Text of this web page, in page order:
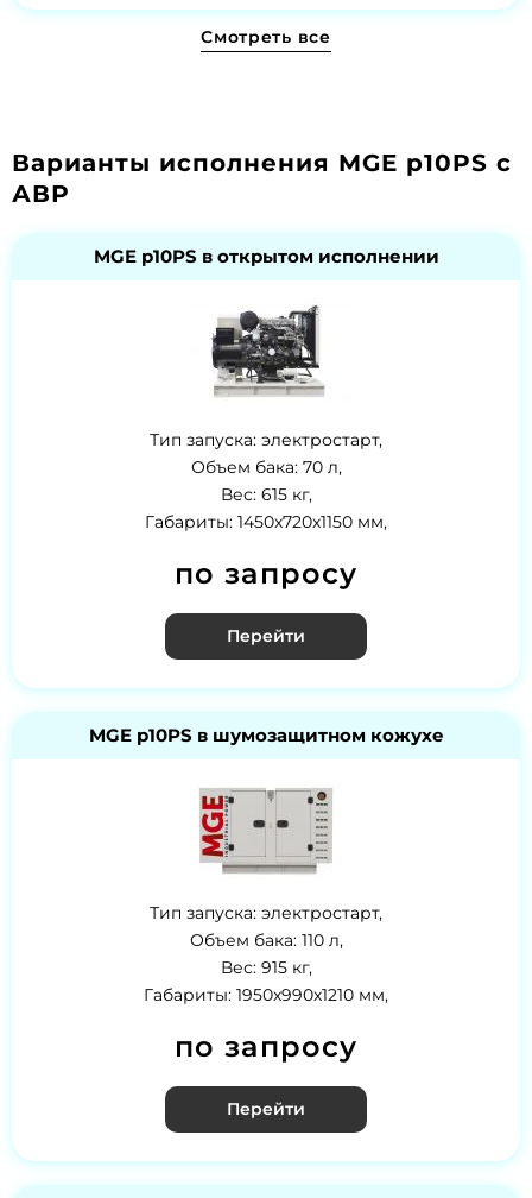
Смотреть все
Варианты исполнения MGE p10PS с
АВР
MGE p10PS в открытом исполнении
Тип запуска: электростарт,
Объем бака: 70 л,
Вес: 615 кг,
Габариты: 1450x720x1150 мм,
по запросу
Перейти
MGE p10PS в шумозащитном кожухе
Тип запуска: электростарт,
Объем бака: 110 л,
Вес: 915 кг,
Габариты: 1950x990x1210 мм,
по запросу
Перейти